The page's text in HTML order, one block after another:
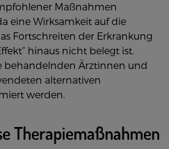
Maßnahmen
eine Wirksamkeit auf die
Fortschreiten der Erkrankung
hinaus nicht belegt ist.
behandelnden Ärztinnen und
alternativen
werden.
Therapiemaßnahmen